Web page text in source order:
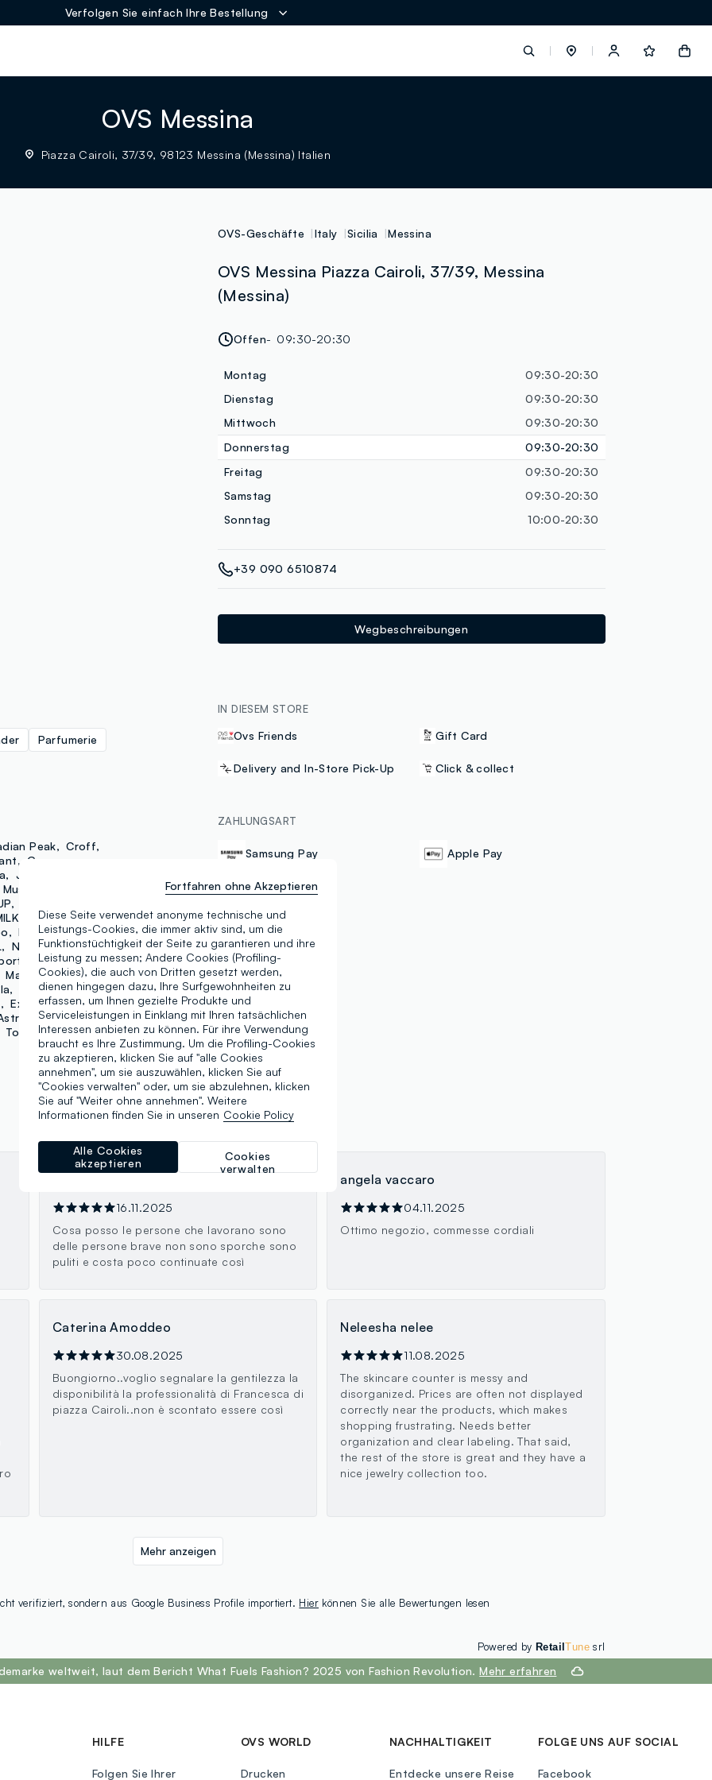
Verfolgen Sie einfach Ihre Bestellung
OVS Messina
Piazza Cairoli, 37/39, 98123 Messina (Messina) Italien
OVS-Geschäfte Italy Sicilia Messina
OVS Messina Piazza Cairoli, 37/39, Messina
(Messina)
Offen 09:30-20:30
Montag
09:30-20:30
Dienstag
09:30-20:30
Mittwoch
09:30-20:30
Donnerstag
09:30-20:30
Freitag
09:30-20:30
Samstag
09:30-20:30
Sonntag
10:00-20:30
+39 090 6510874
Wegbeschreibungen
Parfumerie
Peak
Croff
Gap
Jansport
Music Matter
BST.1957
B. Angel
NBA
NFL
Maui
Levi's
Beauty of Joseon
Extratto
Frank Body
Missha
Moira
Tony Moly
IN DIESEM STORE
Ovs Friends Gift Card
Delivery and In-Store Pick-Up Click & collect
ZAHLUNGSART
Samsung Pay Apple Pay
16.11.2025
Cosa posso le persone che lavorano sono
delle persone brave non sono sporche sono
puliti e costa poco continuate così
angela vaccaro
04.11.2025
Ottimo negozio, commesse cordiali
Caterina Amoddeo
30.08.2025
Buongiorno..voglio segnalare la gentilezza la
disponibilità la professionalità di Francesca di
piazza Cairoli..non è scontato essere così
Neleesha nelee
11.08.2025
The skincare counter is messy and
disorganized. Prices are often not displayed
correctly near the products, which makes
shopping frustrating. Needs better
organization and clear labeling. That said,
the rest of the store is great and they have a
nice jewelry collection too.
verifiziert, sondern aus Google Business Profile importiert. Hier können Sie alle Bewertungen lesen
Mehr anzeigen
Powered by RetailTunesrl
weltweit, laut dem Bericht What Fuels Fashion? 2025 von Fashion Revolution.Mehr erfahren
HILFE
Folgen Sie Ihrer
OVS WORLD
Drucken
NACHHALTIGKEIT
Entdecke unsere Reise
FOLGE UNS AUF SOCIAL
Facebook
Diese Seite verwendet anonyme technische und
Leistungs-Cookies, die immer aktiv sind, um die
Funktionstüchtigkeit der Seite zu garantieren und ihre
Leistung zu messen; Andere Cookies (Profiling-
Cookies), die auch von Dritten gesetzt werden,
dienen hingegen dazu, Ihre Surfgewohnheiten zu
erfassen, um Ihnen gezielte Produkte und
Serviceleistungen in Einklang mit Ihren tatsächlichen
Interessen anbieten zu können. Für ihre Verwendung
braucht es Ihre Zustimmung. Um die Profiling-Cookies
zu akzeptieren, klicken Sie auf "alle Cookies
annehmen", um sie auszuwählen, klicken Sie auf
"Cookies verwalten" oder, um sie abzulehnen, klicken
Sie auf "Weiter ohne annehmen". Weitere
Informationen finden Sie in unseren Cookie Policy
Cookies
verwalten
Alle Cookies
akzeptieren
Fortfahren ohne Akzeptieren